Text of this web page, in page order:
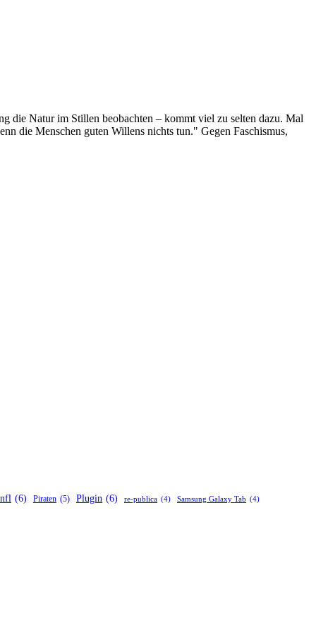
die Natur im Stillen beobachten – kommt viel zu selten dazu. Mal
die Menschen guten Willens nichts tun." Gegen Faschismus,
nfl (6) Piraten (5) Plugin (6) re-publica (4) Samsung Galaxy Tab (4)